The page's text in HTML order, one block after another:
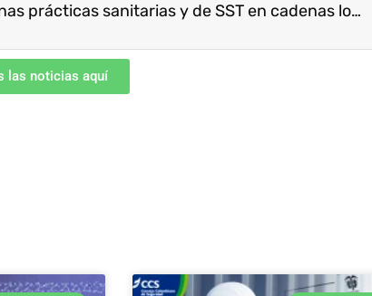
Buenas prácticas sanitarias y de SST en cadenas logísticas y productivas de minas y energía
las noticias aquí